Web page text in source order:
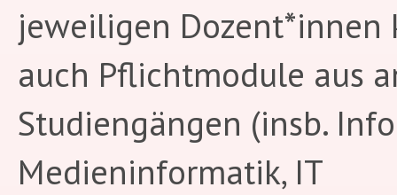
jeweiligen Dozent*innen
auch Pflichtmodule aus
Studiengängen (insb.
Medieninformatik, IT